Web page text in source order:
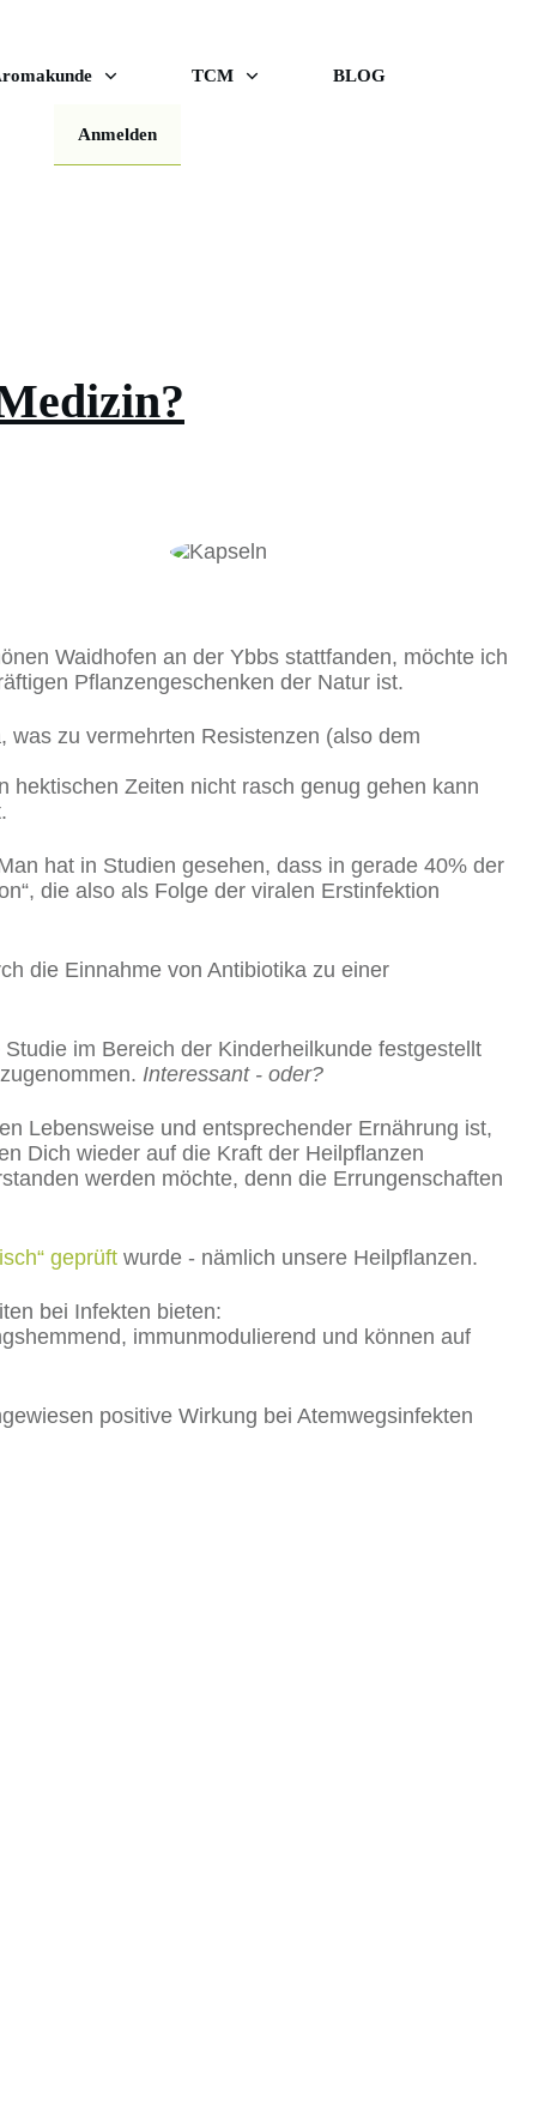
TCM BLOG
Anmelden
Waidhofen an der Ybbs stattfanden, möchte ich
Pflanzengeschenken der Natur ist.
zu vermehrten Resistenzen (also dem
Zeiten nicht rasch genug gehen kann
hat in Studien gesehen, dass in gerade 40% der
die also als Folge der viralen Erstinfektion
die Einnahme von Antibiotika zu einer
im Bereich der Kinderheilkunde festgestellt
Interessant - oder?
Lebensweise und entsprechender Ernährung ist,
Dich wieder auf die Kraft der Heilpflanzen
werden möchte, denn die Errungenschaften
geprüft wurde - nämlich unsere Heilpflanzen.
bei Infekten bieten:
immunmodulierend und können auf
positive Wirkung bei Atemwegsinfekten